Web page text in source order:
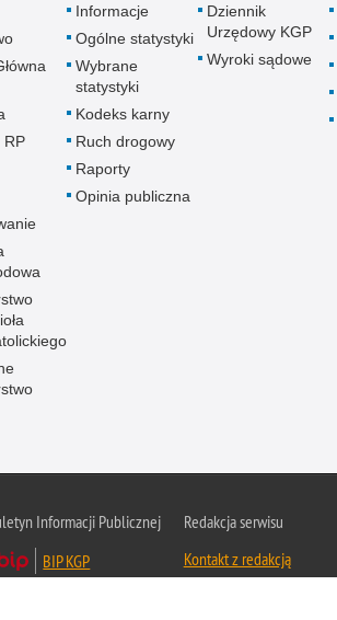
RP
Informacje
Ogólne statystyki
Wybrane
statystyki
Kodeks karny
Ruch drogowy
Raporty
Opinia publiczna
Dziennik
Urzędowy KGP
Wyroki sądowe
Informacji Publicznej
BIP KGP
Redakcja serwisu
Kontakt z redakcją